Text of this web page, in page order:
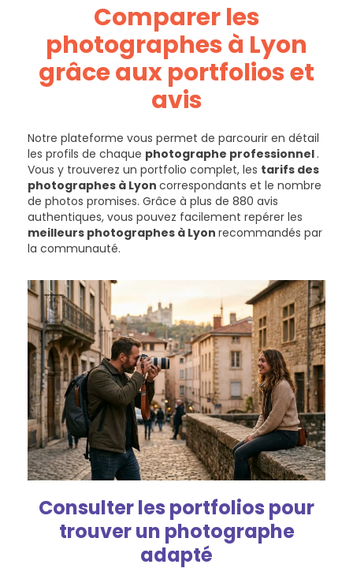
Comparer les
photographes à Lyon
grâce aux portfolios et
avis
Notre plateforme vous permet de parcourir en détail
les profils de chaque photographe professionnel .
Vous y trouverez un portfolio complet, les tarifs des
photographes à Lyon correspondants et le nombre
de photos promises. Grâce à plus de 880 avis
authentiques, vous pouvez facilement repérer les
meilleurs photographes à Lyon recommandés par
la communauté.
Consulter les portfolios pour
trouver un photographe
adapté